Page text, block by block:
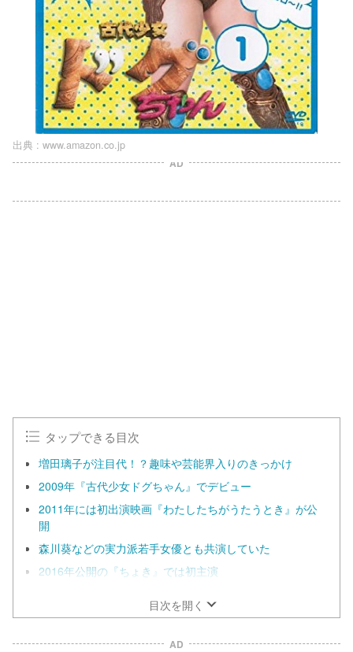
出典 : www.amazon.co.jp
AD
タップできる目次
増田璃子が注目代！？趣味や芸能界入りのきっかけ
2009年『古代少女ドグちゃん』でデビュー
2011年には初出演映画『わたしたちがうたうとき』が公
開
森川葵などの実力派若手女優とも共演していた
2016年公開の『ちょき』では初主演
目次を開く
AD